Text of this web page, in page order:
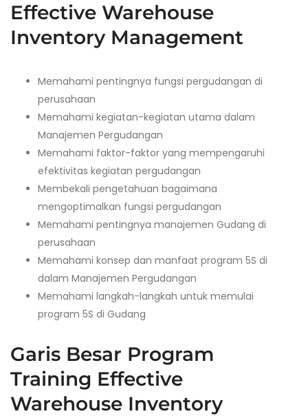
Effective Warehouse
Inventory Management
Memahami pentingnya fungsi pergudangan di
perusahaan
Memahami kegiatan-kegiatan utama dalam
Manajemen Pergudangan
Memahami faktor-faktor yang mempengaruhi
efektivitas kegiatan pergudangan
Membekali pengetahuan bagaimana
mengoptimalkan fungsi pergudangan
Memahami pentingnya manajemen Gudang di
perusahaan
Memahami konsep dan manfaat program 5S di
dalam Manajemen Pergudangan
Memahami langkah-langkah untuk memulai
program 5S di Gudang
Garis Besar Program
Training Effective
Warehouse Inventory